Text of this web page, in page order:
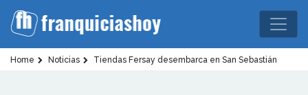
Home Noticias Tiendas Fersay desembarca en San Sebastián